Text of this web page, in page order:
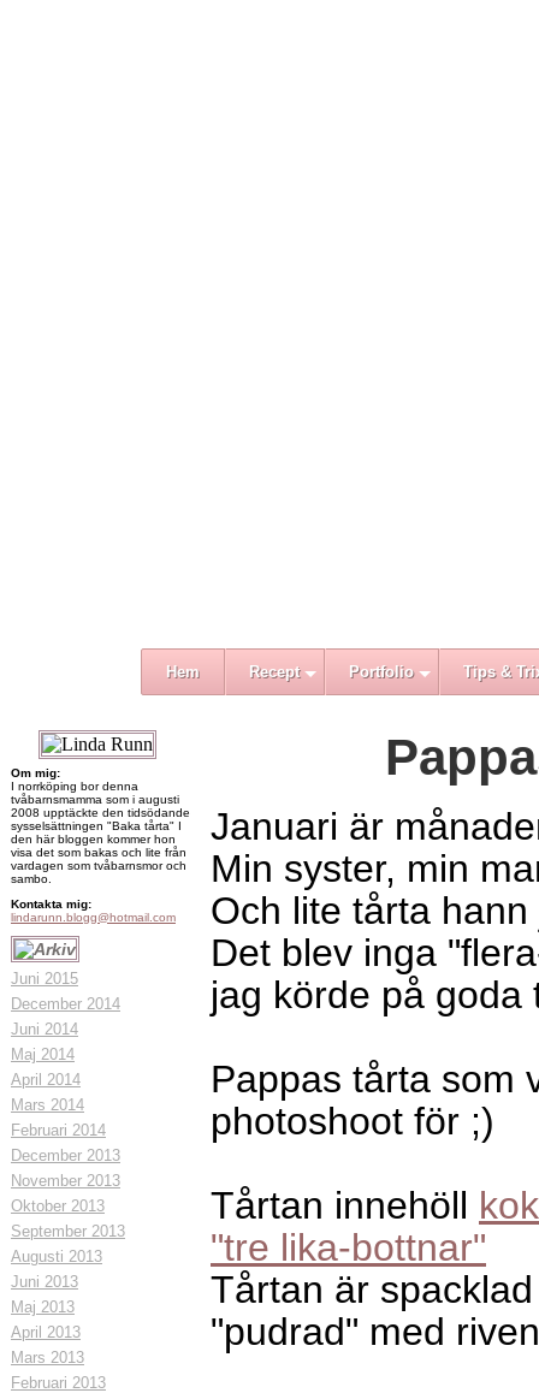
Hem Recept Portfolio Tips &
Om mig:
I norrköping bor denna
tvåbarnsmamma som i augusti
2008 upptäckte den tidsödande
sysselsättningen "Baka tårta" I
den här bloggen kommer hon
visa det som bakas och lite från
vardagen som tvåbarnsmor och
sambo.
Kontakta mig:
lindarunn.blogg@hotmail.com
Juni 2015
December 2014
Juni 2014
Maj 2014
April 2014
Mars 2014
Februari 2014
December 2013
November 2013
Oktober 2013
September 2013
Augusti 2013
Juni 2013
Maj 2013
April 2013
Mars 2013
Februari 2013
Januari är
Min syster, min
Och lite tårta
Det blev inga
jag körde på
Pappas tårta som
photoshoot för ;)
Tårtan innehöll
"tre lika-bottnar"
Tårtan är
"pudrad" med